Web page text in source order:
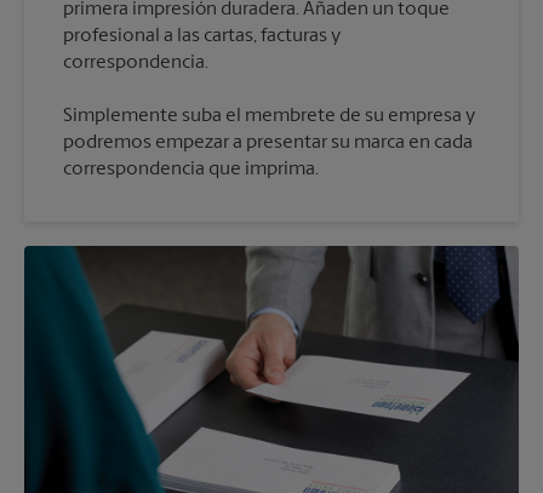
primera impresión duradera. Añaden un toque
profesional a las cartas, facturas y
Simplemente suba el membrete de su empresa y
podremos empezar a presentar su marca en cada
correspondencia que imprima.